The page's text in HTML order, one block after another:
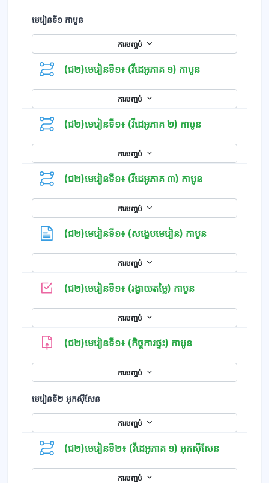
ការបញ្ចប់
មេរៀនទី១ កាបូន
(ជ២)មេរៀនទី១៖ (វីដេអូភាគ ១) កាបូន
ការបញ្ចប់
(ជ២)មេរៀនទី១៖ (វីដេអូភាគ ២) កាបូន
ការបញ្ចប់
(ជ២)មេរៀនទី១៖ (វីដេអូភាគ ៣) កាបូន
ការបញ្ចប់
(ជ២)មេរៀនទី១៖ (សង្ខេបមេរៀន) កាបូនទំព័រ
ការបញ្ចប់
(ជ២)មេរៀនទី១៖ (រង្វាយតម្លៃ) កាបូនកម្រងសំណួរ
ការបញ្ចប់
(ជ២)មេរៀនទី១៖ (កិច្ចការផ្ទះ) កាបូន
ការបញ្ចប់
ការបញ្ចប់
មេរៀនទី២ អុកស៊ីសែន
(ជ២)មេរៀនទី២៖ (វីដេអូភាគ ១) អុកស៊ីសែន
ការបញ្ចប់